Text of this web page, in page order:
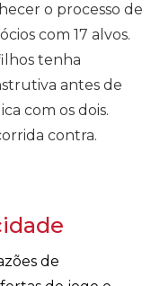
o processo de
com 17 alvos.
tenha
antes de
com os dois.
contra.
de